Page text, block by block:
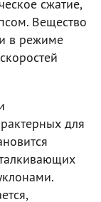
сжатие,
Вещество
в режиме
для